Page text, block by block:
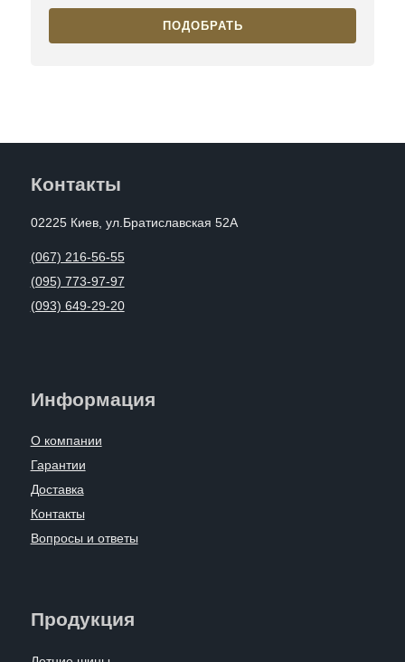
ПОДОБРАТЬ
Контакты
02225 Киев, ул.Братиславская 52А
(067) 216-56-55
(095) 773-97-97
(093) 649-29-20
Информация
О компании
Гарантии
Доставка
Контакты
Вопросы и ответы
Продукция